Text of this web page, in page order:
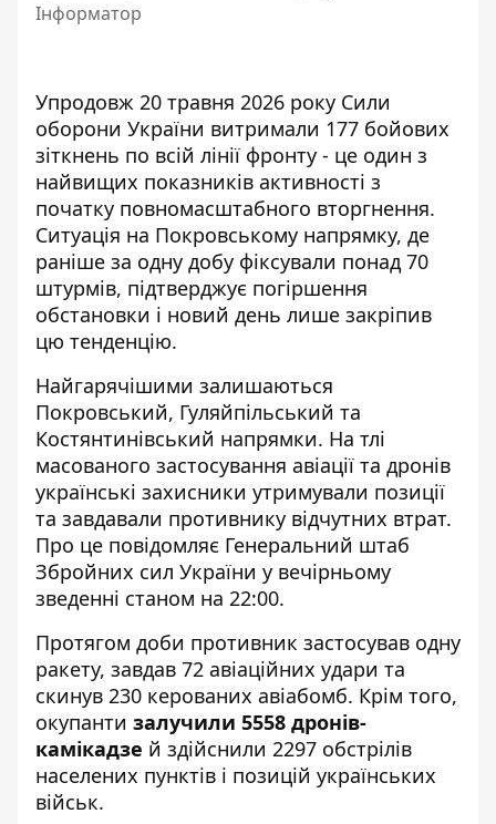
Інформатор
Упродовж 20 травня 2026 року Сили
оборони України витримали 177 бойових
зіткнень по всій лінії фронту - це один з
найвищих показників активності з
початку повномасштабного вторгнення.
Ситуація на Покровському напрямку, де
раніше за одну добу фіксували понад 70
штурмів, підтверджує погіршення
обстановки і новий день лише закріпив
цю тенденцію.
Найгарячішими залишаються
Покровський, Гуляйпільський та
Костянтинівський напрямки. На тлі
масованого застосування авіації та дронів
українські захисники утримували позиції
та завдавали противнику відчутних втрат.
Про це повідомляє Генеральний штаб
Збройних сил України у вечірньому
зведенні станом на 22:00.
Протягом доби противник застосував одну
ракету, завдав 72 авіаційних удари та
скинув 230 керованих авіабомб. Крім того,
окупанти залучили 5558 дронів-
камікадзе й здійснили 2297 обстрілів
населених пунктів і позицій українських
військ.